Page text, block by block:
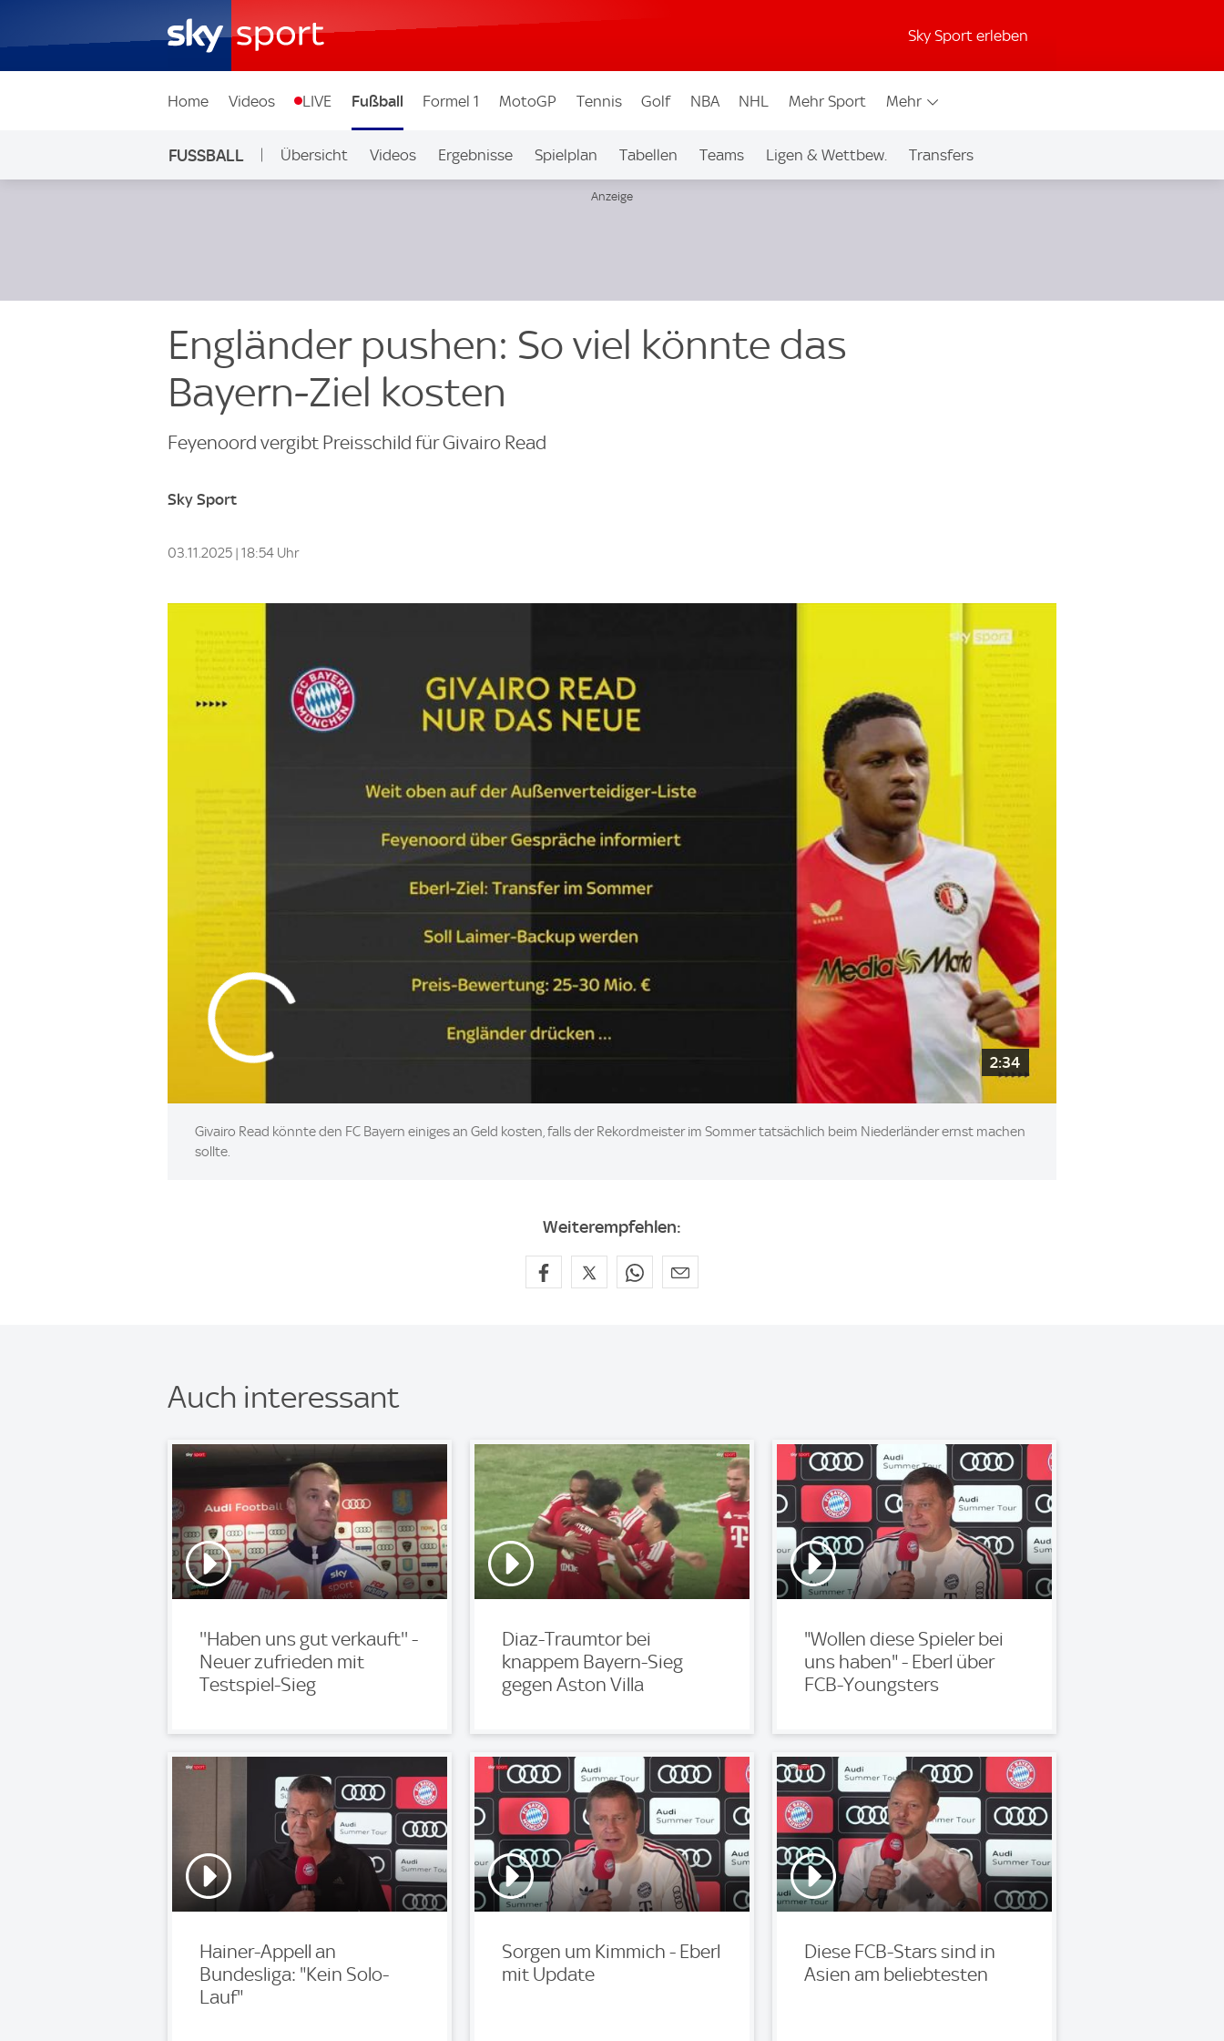
Sky Sport erleben
Home Videos LIVE Fußball Formel 1 MotoGP Tennis Golf NBA NHL Mehr Sport Mehr
FUSSBALL Übersicht Videos Ergebnisse Spielplan Tabellen Teams Ligen & Wettbew. Transfers
Engländer pushen: So viel könnte das
Bayern-Ziel kosten
Feyenoord vergibt Preisschild für Givairo Read
Sky Sport
03.11.2025 | 18:54 Uhr
2:34
Givairo Read könnte den FC Bayern einiges an Geld kosten, falls der Rekordmeister im Sommer tatsächlich beim Niederländer ernst machen
sollte.
Weiterempfehlen:
Auch interessant
''Haben uns gut verkauft'' -
Neuer zufrieden mit
Testspiel-Sieg
Diaz-Traumtor bei
knappem Bayern-Sieg
gegen Aston Villa
"Wollen diese Spieler bei
uns haben" - Eberl über
FCB-Youngsters
Hainer-Appell an
Bundesliga: "Kein Solo-
Lauf"
Sorgen um Kimmich - Eberl
mit Update
Diese FCB-Stars sind in
Asien am beliebtesten